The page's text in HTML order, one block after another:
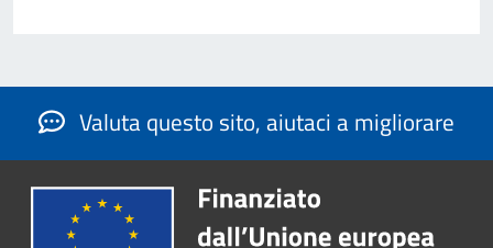
Valuta questo sito, aiutaci a migliorare